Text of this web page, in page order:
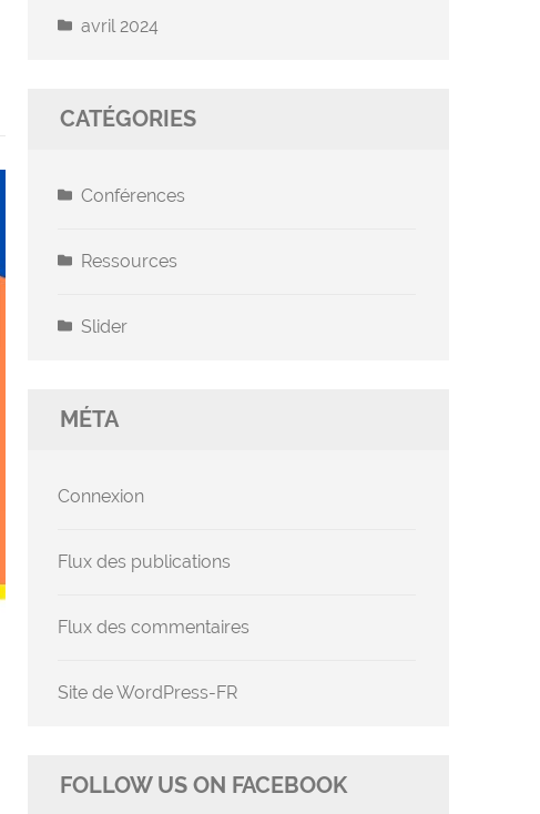
avril 2024
CATÉGORIES
Conférences
Ressources
Slider
MÉTA
Connexion
Flux des publications
Flux des commentaires
Site de WordPress-FR
FOLLOW US ON FACEBOOK